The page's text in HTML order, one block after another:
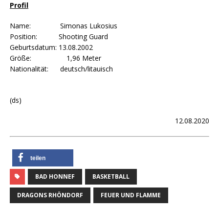
Profil
Name: Simonas Lukosius
Position: Shooting Guard
Geburtsdatum: 13.08.2002
Größe: 1,96 Meter
Nationalität: deutsch/litauisch
(ds)
12.08.2020
teilen
BAD HONNEF BASKETBALL
DRAGONS RHÖNDORF FEUER UND FLAMME